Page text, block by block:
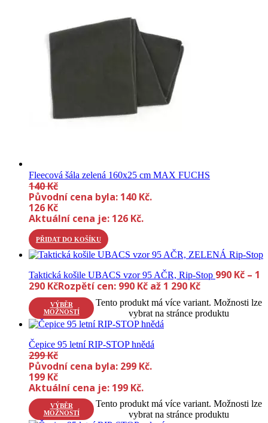
Fleecová šála zelená 160x25 cm MAX FUCHS
140Kč
Původní cena byla: 140 Kč.
126 Kč
Aktuální cena je: 126 Kč.
PŘIDAT DO KOŠÍKU
Taktická košile UBACS vzor 95 AČR, Rip-Stop 990 Kč – 1
290 KčRozpětí cen: 990 Kč až 1 290 Kč
VÝBĚR
MOŽNOSTÍ
Tento produkt má více variant. Možnosti lze
vybrat na stránce produktu
Čepice 95 letní RIP-STOP hnědá
299Kč
Původní cena byla: 299 Kč.
199 Kč
Aktuální cena je: 199 Kč.
VÝBĚR
MOŽNOSTÍ
Tento produkt má více variant. Možnosti lze
vybrat na stránce produktu